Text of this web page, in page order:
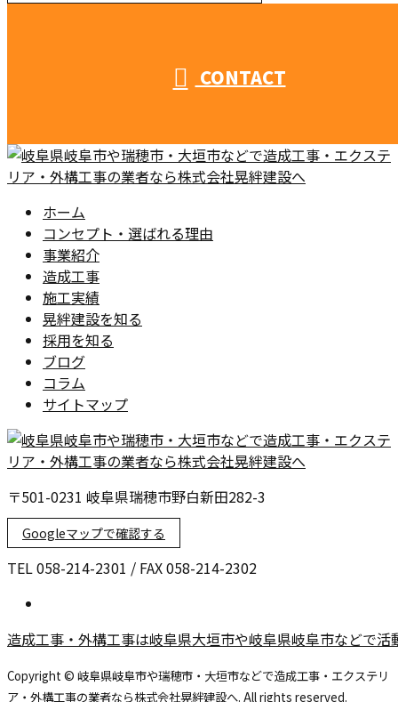
CONTACT
ホーム
コンセプト・選ばれる理由
事業紹介
造成工事
施工実績
晃絆建設を知る
採用を知る
ブログ
コラム
サイトマップ
〒501-0231 岐阜県瑞穂市野白新田282-3
Googleマップで確認する
TEL 058-214-2301 / FAX 058-214-2302
造成工事・外構工事は岐阜県大垣市や岐阜県岐阜市などで
Copyright © 岐阜県岐阜市や瑞穂市・大垣市などで造成工事・エクステリ
ア・外構工事の業者なら株式会社晃絆建設へ. All rights reserved.